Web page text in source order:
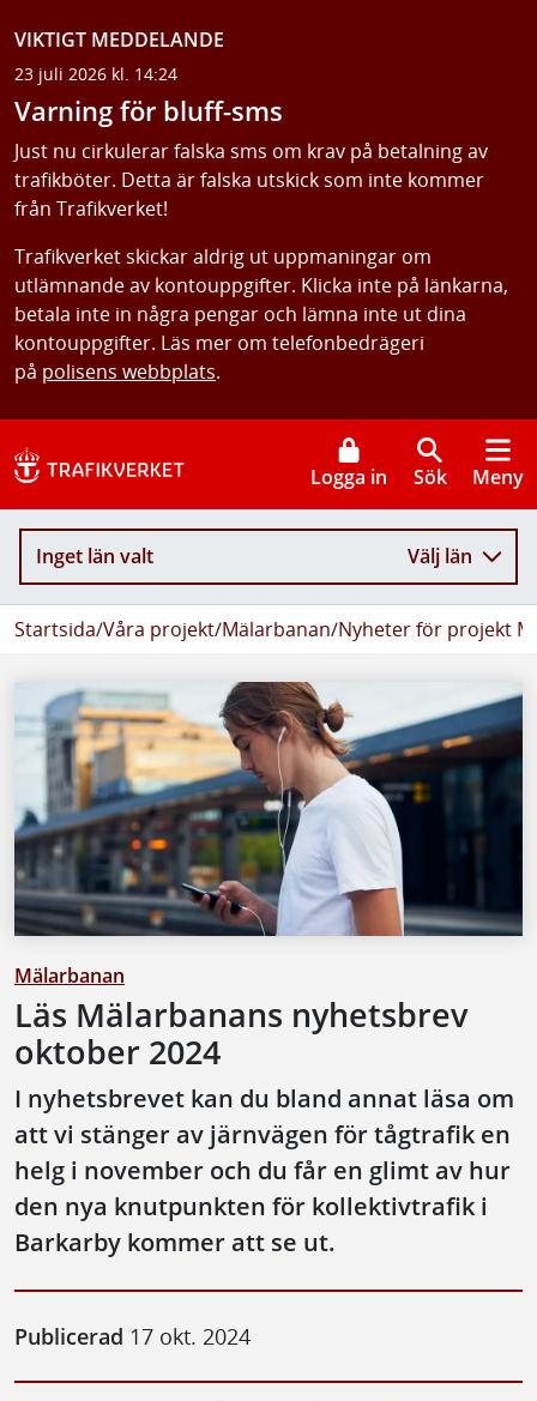
VIKTIGT MEDDELANDE
23 juli 2026 kl. 14:24
Varning för bluff-sms
Just nu cirkulerar falska sms om krav på betalning av
trafikböter. Detta är falska utskick som inte kommer
från Trafikverket!
Trafikverket skickar aldrig ut uppmaningar om
utlämnande av kontouppgifter. Klicka inte på länkarna,
betala inte in några pengar och lämna inte ut dina
kontouppgifter. Läs mer om telefonbedrägeri
på polisens webbplats.
Logga in Sök Meny
Inget län valt Välj län
Startsida/Våra projekt/Mälarbanan/Nyheter för projekt
Mälarbanan
Läs Mälarbanans nyhetsbrev
oktober 2024
I nyhetsbrevet kan du bland annat läsa om
att vi stänger av järnvägen för tågtrafik en
helg i november och du får en glimt av hur
den nya knutpunkten för kollektivtrafik i
Barkarby kommer att se ut.
Publicerad 17 okt. 2024